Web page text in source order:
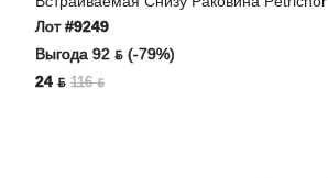
Лот#9249
Выгода 92 ƃ (-79%)
24 ƃ 116 ƃ